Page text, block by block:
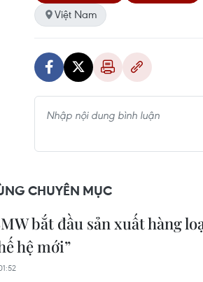
Việt Nam
CHUYÊN MỤC
bắt đầu sản xuất hàng
hệ mới”